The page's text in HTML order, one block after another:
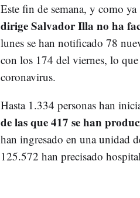
Este fin de semana, y como
dirige Salvador Illa no ha
lunes se han notificado 78
con los 174 del viernes, lo
coronavirus.
Hasta 1.334 personas han
de las que 417 se han
han ingresado en una unidad
125.572 han precisado